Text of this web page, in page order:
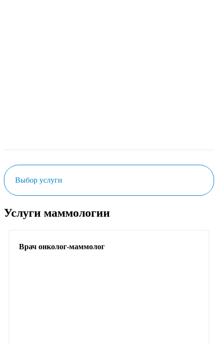
Выбор услуги
Услуги маммологии
Врач онколог-маммолог